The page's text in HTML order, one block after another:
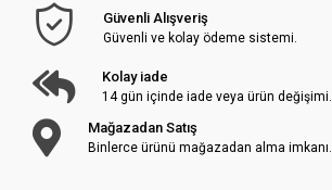
Güvenli Alışveriş
Güvenli ve kolay ödeme sistemi.
Kolay iade
14 gün içinde iade veya ürün değişimi.
Mağazadan Satış
Binlerce ürünü mağazadan alma imkanı.